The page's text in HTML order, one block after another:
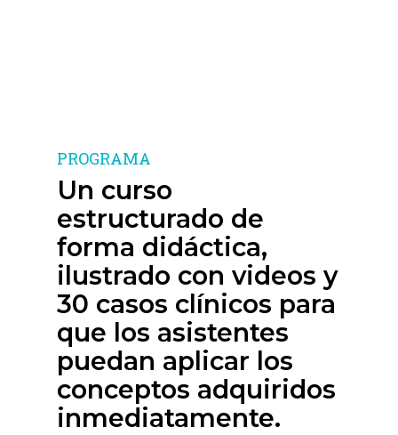
PROGRAMA
Un curso
estructurado de
forma didáctica,
ilustrado con videos y
30 casos clínicos para
que los asistentes
puedan aplicar los
conceptos adquiridos
inmediatamente.